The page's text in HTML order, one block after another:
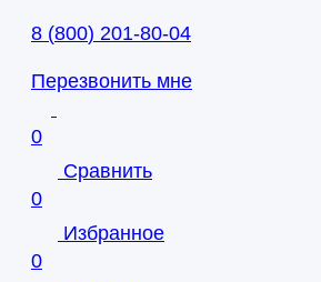
8 (800) 201-80-04
Перезвонить мне
0
Сравнить
0
Избранное
0